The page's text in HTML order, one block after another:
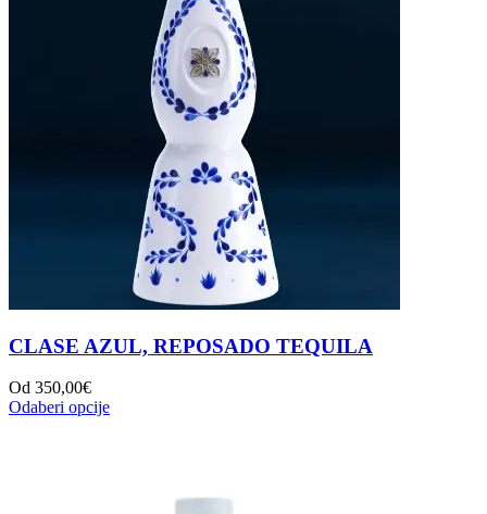
CLASE AZUL, REPOSADO TEQUILA
Od 350,00€
Odaberi opcije